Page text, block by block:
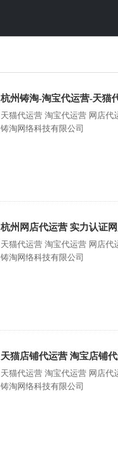
杭州铸淘-淘宝代运营-天猫
天猫代运营 淘宝代运营 网店代
铸淘网络科技有限公司
杭州网店代运营 实力认证
天猫代运营 淘宝代运营 网店代
铸淘网络科技有限公司
天猫店铺代运营 淘宝店铺
天猫代运营 淘宝代运营 网店代
铸淘网络科技有限公司